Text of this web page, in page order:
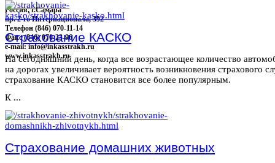
Россия, г.Самара
пр. 2-го Интернационала, 392
Телефон (846) 070-11-14
Факс (846) 070-23-96
e-mail: info@inkasstrakh.ru
www.inkasstrakh.ru
Страхование КАСКО
На сегодняшний день, когда все возрастающее количество
на дорогах увеличивает вероятность возникновения страхового
страхование КАСКО становится все более популярным.
К ...
Страхование домашних животных